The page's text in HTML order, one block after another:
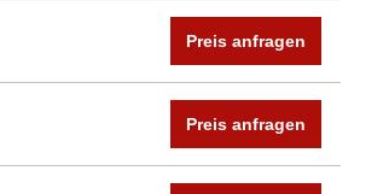
Preis anfragen
Preis anfragen